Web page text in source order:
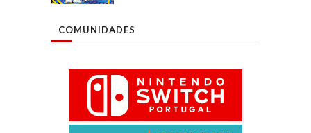
COMUNIDADES